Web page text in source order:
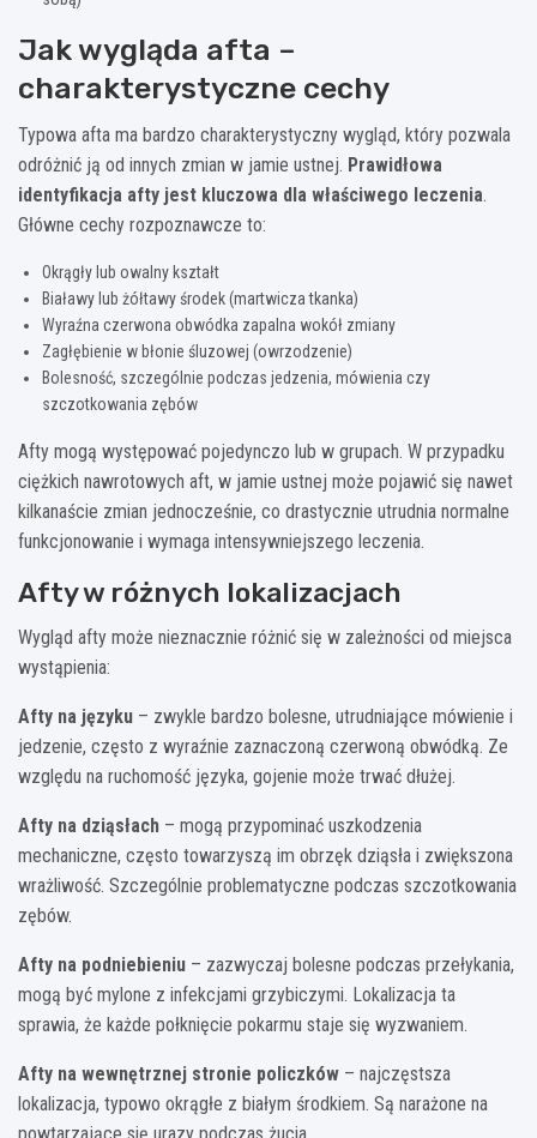
Jak wygląda afta –
charakterystyczne cechy
Typowa afta ma bardzo charakterystyczny wygląd, który pozwala
odróżnić ją od innych zmian w jamie ustnej. Prawidłowa
identyfikacja afty jest kluczowa dla właściwego leczenia.
Główne cechy rozpoznawcze to:
Okrągły lub owalny kształt
Białawy lub żółtawy środek (martwicza tkanka)
Wyraźna czerwona obwódka zapalna wokół zmiany
Zagłębienie w błonie śluzowej (owrzodzenie)
Bolesność, szczególnie podczas jedzenia, mówienia czy
szczotkowania zębów
Afty mogą występować pojedynczo lub w grupach. W przypadku
ciężkich nawrotowych aft, w jamie ustnej może pojawić się nawet
kilkanaście zmian jednocześnie, co drastycznie utrudnia normalne
funkcjonowanie i wymaga intensywniejszego leczenia.
Afty w różnych lokalizacjach
Wygląd afty może nieznacznie różnić się w zależności od miejsca
wystąpienia:
Afty na języku – zwykle bardzo bolesne, utrudniające mówienie i
jedzenie, często z wyraźnie zaznaczoną czerwoną obwódką. Ze
względu na ruchomość języka, gojenie może trwać dłużej.
Afty na dziąsłach – mogą przypominać uszkodzenia
mechaniczne, często towarzyszą im obrzęk dziąsła i zwiększona
wrażliwość. Szczególnie problematyczne podczas szczotkowania
zębów.
Afty na podniebieniu – zazwyczaj bolesne podczas przełykania,
mogą być mylone z infekcjami grzybiczymi. Lokalizacja ta
sprawia, że każde połknięcie pokarmu staje się wyzwaniem.
Afty na wewnętrznej stronie policzków – najczęstsza
lokalizacja, typowo okrągłe z białym środkiem. Są narażone na